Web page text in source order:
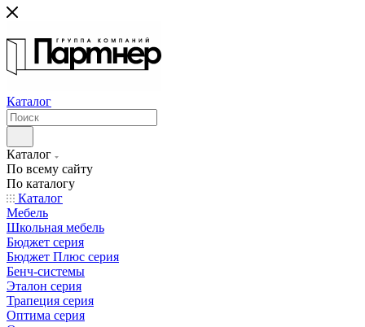
Каталог
Каталог
По всему сайту
По каталогу
Каталог
Мебель
Школьная мебель
Бюджет серия
Бюджет Плюс серия
Бенч-системы
Эталон серия
Трапеция серия
Оптима серия